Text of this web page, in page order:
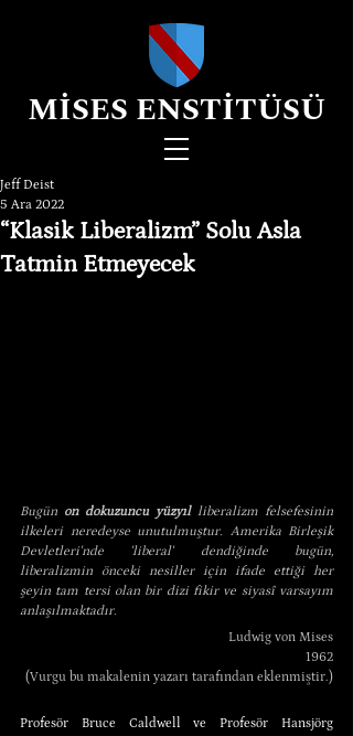
MİSES ENSTİTÜSÜ
“Klasik Liberalizm” Solu Asla
Tatmin Etmeyecek
Jeff Deist
5 Ara 2022
Bugün on dokuzuncu yüzyıl liberalizm felsefesinin
ilkeleri neredeyse unutulmuştur. Amerika Birleşik
Devletleri'nde 'liberal' dendiğinde bugün,
liberalizmin önceki nesiller için ifade ettiği her
şeyin tam tersi olan bir dizi fikir ve siyasî varsayım
anlaşılmaktadır.
Ludwig von Mises
1962
(Vurgu bu makalenin yazarı tarafından eklenmiştir.)
Profesör Bruce Caldwell ve Profesör Hansjörg